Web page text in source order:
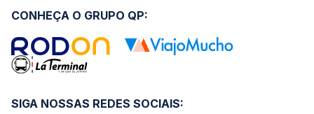
SIGA NOSSAS REDES SOCIAIS:
CONHEÇA O GRUPO QP: